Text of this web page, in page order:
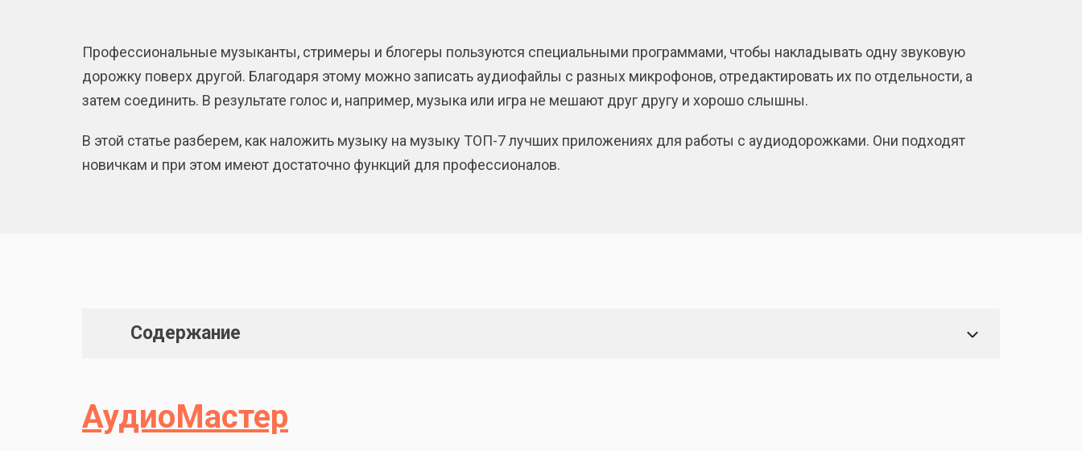
Профессиональные музыканты, стримеры и блогеры пользуются специальными программами, чтобы накладывать одну звуковую
дорожку поверх другой. Благодаря этому можно записать аудиофайлы с разных микрофонов, отредактировать их по отдельности, а
затем соединить. В результате голос и, например, музыка или игра не мешают друг другу и хорошо слышны.
В этой статье разберем, как наложить музыку на музыку ТОП-7 лучших приложениях для работы с аудиодорожками. Они подходят
новичкам и при этом имеют достаточно функций для профессионалов.
Содержание
АудиоМастер